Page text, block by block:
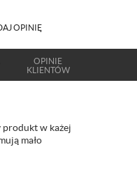
OPINIĘ
OPINIE
KLIENTÓW
w każej
mało